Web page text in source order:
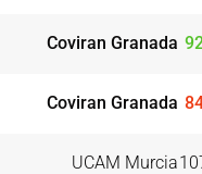
Coviran Granada
Coviran Granada
UCAM Murcia